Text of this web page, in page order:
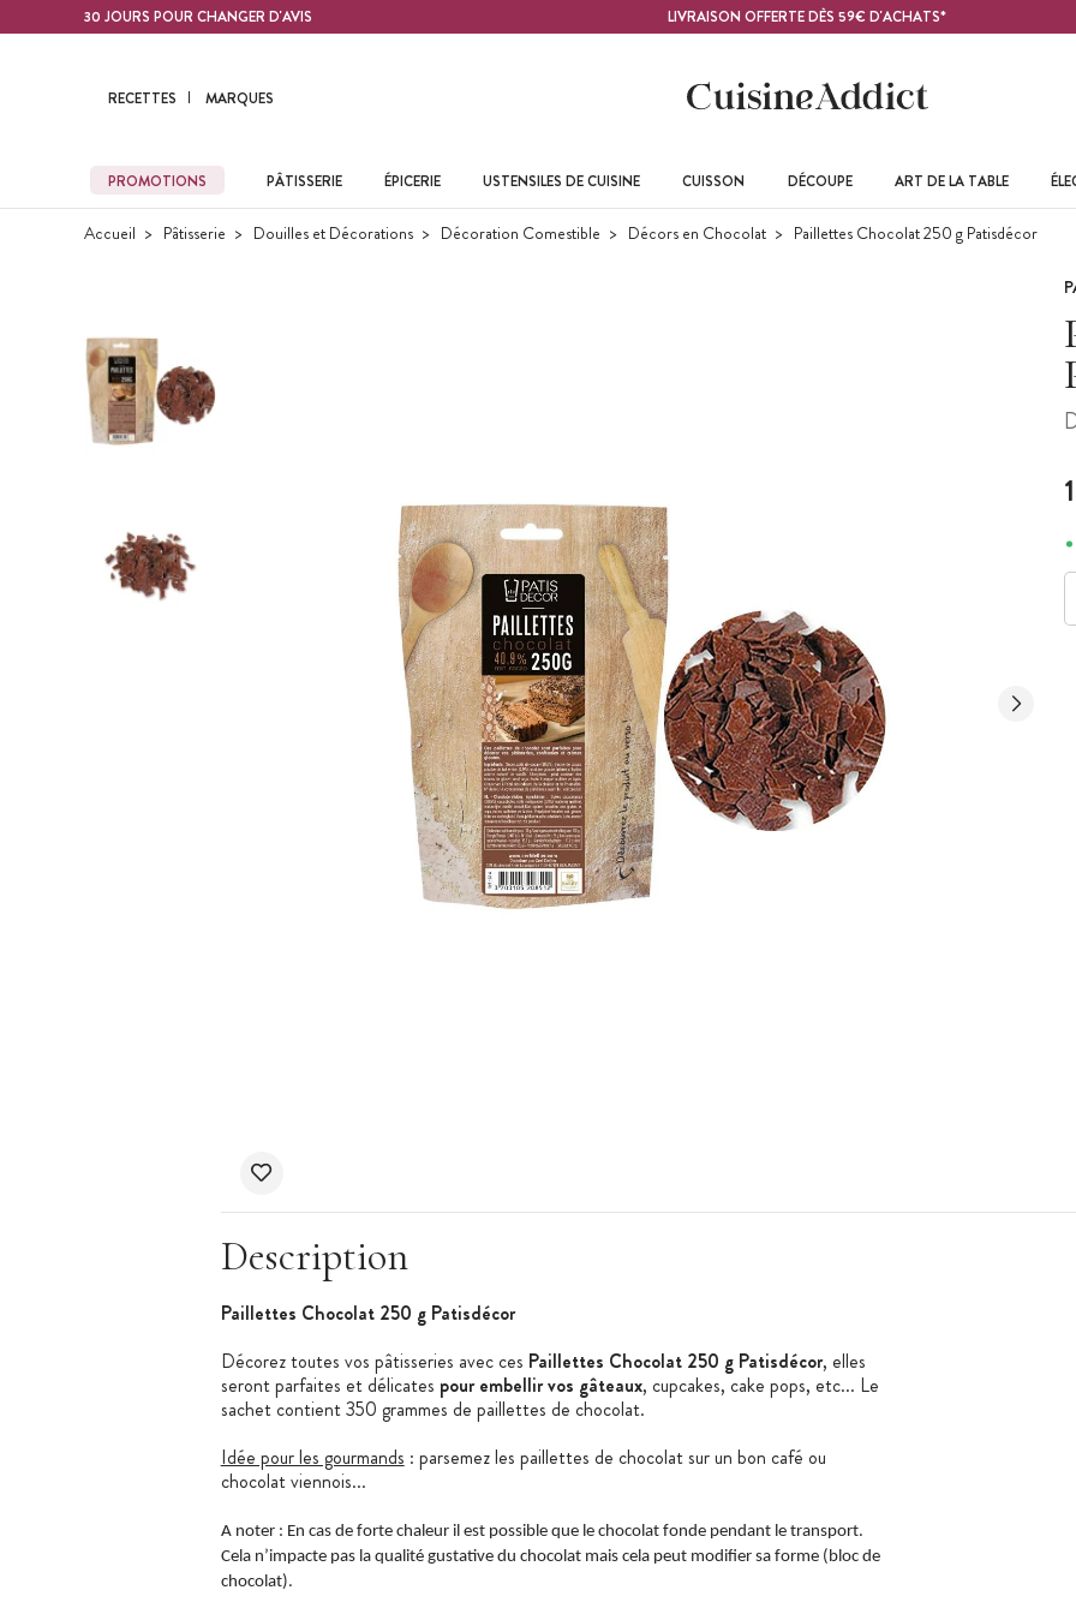
Contenu principal30 JOURS POUR CHANGER D'AVIS LIVRAISON OFFERTE DÈS 59€ D'ACHATS*
RECETTES MARQUES
PROMOTIONS PÂTISSERIE ÉPICERIE USTENSILES DE CUISINE CUISSON DÉCOUPE ART DE LA TABLE
Accueil Pâtisserie Douilles et Décorations Décoration Comestible Décors en Chocolat Paillettes Chocolat 250 g Patisdécor
Description
Paillettes Chocolat 250 g Patisdécor
Décorez toutes vos pâtisseries avec ces Paillettes Chocolat 250 g Patisdécor, elles
seront parfaites et délicates pour embellir vos gâteaux, cupcakes, cake pops, etc... Le
sachet contient 350 grammes de paillettes de chocolat.
Idée pour les gourmands : parsemez les paillettes de chocolat sur un bon café ou
chocolat viennois...
A noter : En cas de forte chaleur il est possible que le chocolat fonde pendant le transport.
Cela n’impacte pas la qualité gustative du chocolat mais cela peut modifier sa forme (bloc de
chocolat).